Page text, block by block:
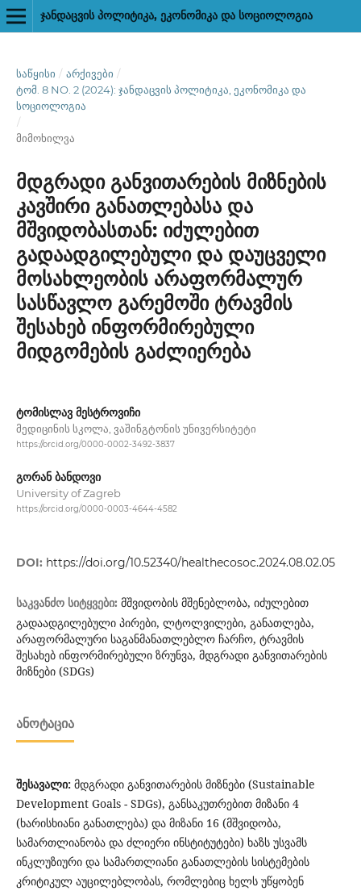
ᲯᲐᲜᲓᲐᲪᲕᲘᲡ ᲞᲝᲚᲘᲢᲘᲙᲐ, ᲔᲙᲝᲜᲝᲛᲘᲙᲐ ᲓᲐ ᲡᲝᲪᲘᲝᲚᲝᲒᲘᲐ
ᲡᲐᲬᲧᲘᲡᲘ / ᲐᲠᲥᲘᲕᲔᲑᲘ /
ᲢᲝᲛ. 8 NO. 2 (2024): ᲯᲐᲜᲓᲐᲪᲕᲘᲡ ᲞᲝᲚᲘᲢᲘᲙᲐ, ᲔᲙᲝᲜᲝᲛᲘᲙᲐ ᲓᲐ
ᲡᲝᲪᲘᲝᲚᲝᲒᲘᲐ
/
მიმოხილვა
მდგრადი განვითარების მიზნების
კავშირი განათლებასა და
მშვიდობასთან: იძულებით
გადაადგილებული და დაუცველი
მოსახლეობის არაფორმალურ
სასწავლო გარემოში ტრავმის
შესახებ ინფორმირებული
მიდგომების გაძლიერება
ტომისლავ მესტროვიჩი
მედიცინის სკოლა, ვაშინგტონის უნივერსიტეტი
https://orcid.org/0000-0002-3492-3837
გორან ბანდოვი
University of Zagreb
https://orcid.org/0000-0003-4644-4582
DOI: https://doi.org/10.52340/healthecosoc.2024.08.02.05
საკვანძო სიტყვები: მშვიდობის მშენებლობა, იძულებით
გადაადგილებული პირები, ლტოლვილები, განათლება,
არაფორმალური საგანმანათლებლო ჩარჩო, ტრავმის
შესახებ ინფორმირებული ზრუნვა, მდგრადი განვითარების
მიზნები (SDGs)
ᲐᲜᲝᲢᲐᲪᲘᲐ
შესავალი:მდგრადი განვითარების მიზნები (Sustainable
Development Goals - SDGs), განსაკუთრებით მიზანი 4
(ხარისხიანი განათლება) და მიზანი 16 (მშვიდობა,
სამართლიანობა და ძლიერი ინსტიტუტები) ხაზს უსვამს
ინკლუზიური და სამართლიანი განათლების სისტემების
კრიტიკულ აუცილებლობას, რომლებიც ხელს უწყობენ